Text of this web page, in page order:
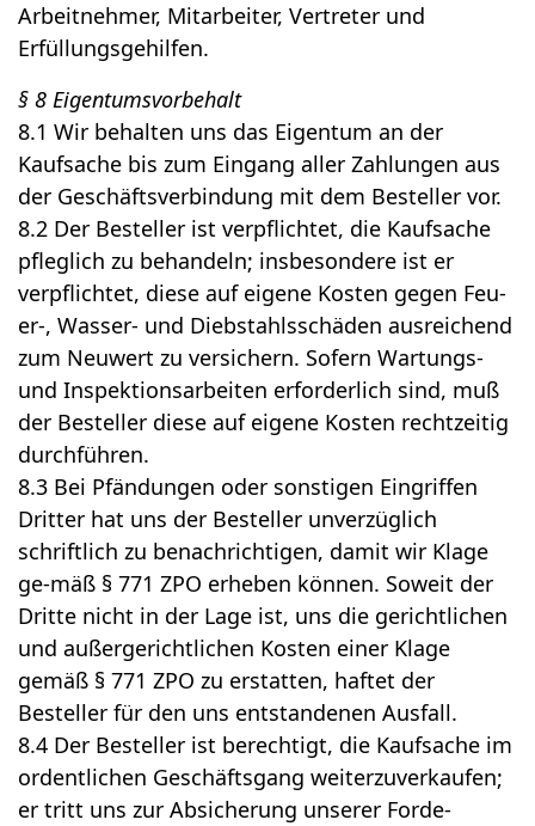
Arbeitnehmer, Mitarbeiter, Vertreter und
Erfüllungsgehilfen.
§ 8 Eigentumsvorbehalt
8.1 Wir behalten uns das Eigentum an der
Kaufsache bis zum Eingang aller Zahlungen aus
der Geschäftsverbindung mit dem Besteller vor.
8.2 Der Besteller ist verpflichtet, die Kaufsache
pfleglich zu behandeln; insbesondere ist er
verpflichtet, diese auf eigene Kosten gegen Feu-
er-, Wasser- und Diebstahlsschäden ausreichend
zum Neuwert zu versichern. Sofern Wartungs-
und Inspektionsarbeiten erforderlich sind, muß
der Besteller diese auf eigene Kosten rechtzeitig
durchführen.
8.3 Bei Pfändungen oder sonstigen Eingriffen
Dritter hat uns der Besteller unverzüglich
schriftlich zu benachrichtigen, damit wir Klage
ge-mäß § 771 ZPO erheben können. Soweit der
Dritte nicht in der Lage ist, uns die gerichtlichen
und außergerichtlichen Kosten einer Klage
gemäß § 771 ZPO zu erstatten, haftet der
Besteller für den uns entstandenen Ausfall.
8.4 Der Besteller ist berechtigt, die Kaufsache im
ordentlichen Geschäftsgang weiterzuverkaufen;
er tritt uns zur Absicherung unserer Forde-